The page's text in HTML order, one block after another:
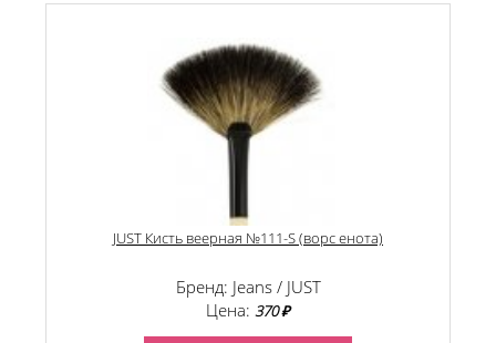
JUST Кисть веерная №111-S (ворс енота)
Бренд: Jeans / JUST
Цена: 370 ₽